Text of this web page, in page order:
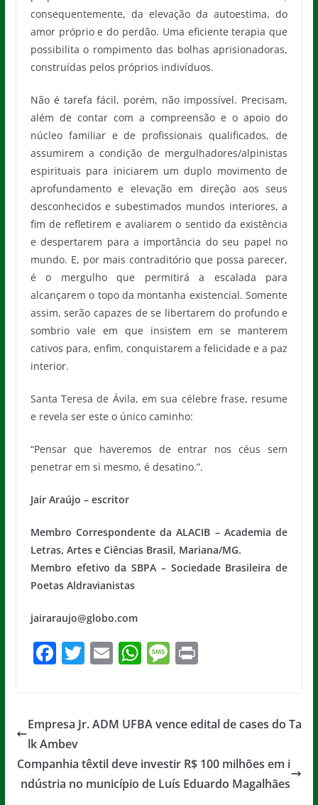
consequentemente, da elevação da autoestima, do
amor próprio e do perdão. Uma eficiente terapia que
possibilita o rompimento das bolhas aprisionadoras,
construídas pelos próprios indivíduos.
Não é tarefa fácil, porém, não impossível. Precisam,
além de contar com a compreensão e o apoio do
núcleo familiar e de profissionais qualificados, de
assumirem a condição de mergulhadores/alpinistas
espirituais para iniciarem um duplo movimento de
aprofundamento e elevação em direção aos seus
desconhecidos e subestimados mundos interiores, a
fim de refletirem e avaliarem o sentido da existência
e despertarem para a importância do seu papel no
mundo. E, por mais contraditório que possa parecer,
é o mergulho que permitirá a escalada para
alcançarem o topo da montanha existencial. Somente
assim, serão capazes de se libertarem do profundo e
sombrio vale em que insistem em se manterem
cativos para, enfim, conquistarem a felicidade e a paz
interior.
Santa Teresa de Ávila, em sua célebre frase, resume
e revela ser este o único caminho:
“Pensar que haveremos de entrar nos céus sem
penetrar em si mesmo, é desatino.”.
Jair Araújo – escritor
Membro Correspondente da ALACIB – Academia de
Letras, Artes e Ciências Brasil, Mariana/MG.
Membro efetivo da SBPA – Sociedade Brasileira de
Poetas Aldravianistas
jairaraujo@globo.com
F
e
b
o
o
T
er
E
l
W
s
p
p
M
a
e
Pr
Empresa Jr. ADM UFBA vence edital de cases do Ta
lk Ambev
Companhia têxtil deve investir R$ 100 milhões em i
ndústria no município de Luís Eduardo Magalhães